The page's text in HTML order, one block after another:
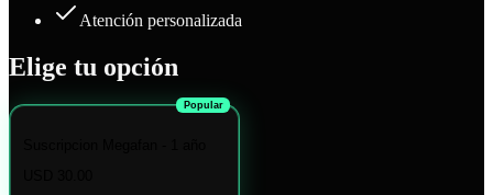
Atención personalizada
Elige tu opción
Popular